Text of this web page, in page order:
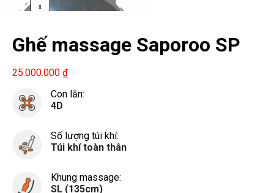
Ghế massage Saporoo SP
1125
25.000.000 ₫
Con lăn:
4D
Số lượng túi khí:
Túi khí toàn thân
Khung massage:
SL (135cm)